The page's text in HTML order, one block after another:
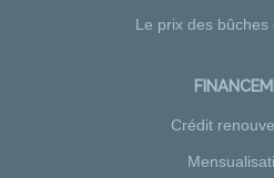
Le prix des bûches
Crédit